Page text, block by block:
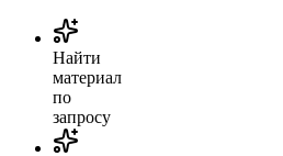
Найти
материал
по
запросу